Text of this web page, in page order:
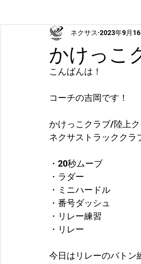
かけっこ
ネクサス 2023年9月16
こんばんは！
コーチの吉岡です！
かけっこクラブ/陸上
ネクサストラッククラ
・20秒ムーブ
・ラダー
・ミニハードル
・番号ダッシュ
・リレー練習
・リレー
今日はリレーのバトン